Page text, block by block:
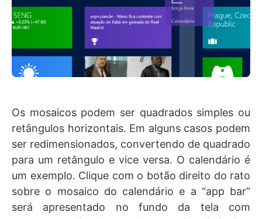
Os mosaicos podem ser quadrados simples ou
retângulos horizontais. Em alguns casos podem
ser redimensionados, convertendo de quadrado
para um retângulo e vice versa. O calendário é
um exemplo. Clique com o botão direito do rato
sobre o mosaico do calendário e a “app bar”
será apresentado no fundo da tela com